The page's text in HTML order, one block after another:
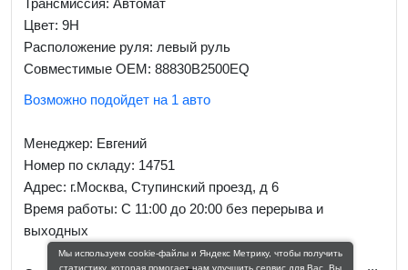
Трансмиссия: Автомат
Цвет: 9H
Расположение руля: левый руль
Совместимые OEM: 88830B2500EQ
Возможно подойдет на 1 авто
Менеджер: Евгений
Номер по складу: 14751
Адрес: г.Москва, Ступинский проезд, д 6
Время работы: С 11:00 до 20:00 без перерыва и
выходных
Мы используем cookie-файлы и Яндекс Метрику, чтобы получить
статистику, которая помогает нам улучшить сервис для Вас. Вы